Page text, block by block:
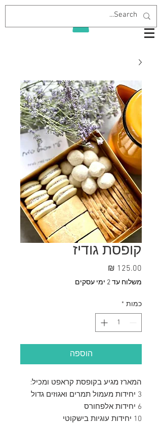
קופסת גודיז
משלוח עד 2 ימי עסקים
כמות *
הוספה
המארז מגיע בקופסת קראפט ומכיל:
3 יחידות מעמול תמרים ואגוזים גדול
6 יחידות אלפחורס
10 יחידות עוגיות בישקוטי